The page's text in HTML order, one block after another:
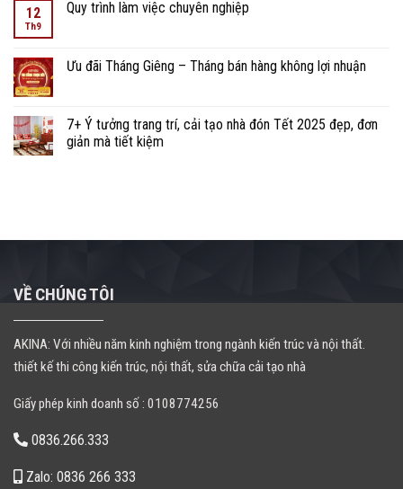
12
Th9
Quy trình làm việc chuyên nghiệp
Ưu đãi Tháng Giêng – Tháng bán hàng không lợi nhuận
7+ Ý tưởng trang trí, cải tạo nhà đón Tết 2025 đẹp, đơn
giản mà tiết kiệm
VỀ CHÚNG TÔI
AKINA: Với nhiều năm kinh nghiệm trong ngành kiến trúc và nội thất.
thiết kế thi công kiến trúc, nội thất, sửa chữa cải tạo nhà
Giấy phép kinh doanh số : 0108774256
0836.266.333
Zalo: 0836 266 333